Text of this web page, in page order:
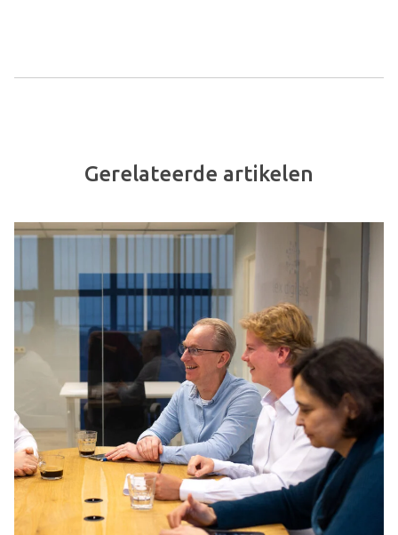
Gerelateerde artikelen